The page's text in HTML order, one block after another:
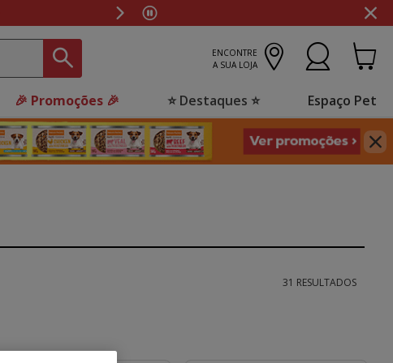
ENCONTRE
A SUA LOJA
🎉 Promoções 🎉 ⭐ Destaques ⭐ Espaço Pet
31 RESULTADOS